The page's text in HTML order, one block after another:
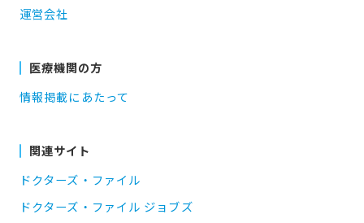
運営会社
医療機関の方
情報掲載にあたって
関連サイト
ドクターズ・ファイル
ドクターズ・ファイル ジョブズ